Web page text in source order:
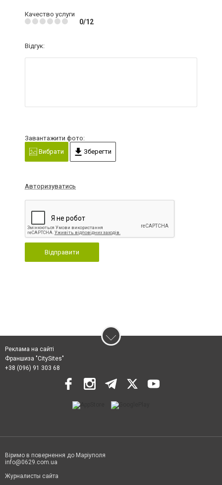
Качество услуги
0/12
Відгук:
Завантажити фото:
Вибрати
Зберегти
Авторизуватись
Відправити
Реклама на сайті
Франшиза "CitySites"
+38 (096) 91 303 68
Віримо в повернення до Маріуполя
info@0629.com.ua
Журналисты сайта